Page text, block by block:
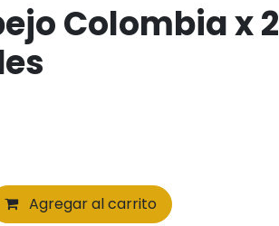
Colombia x 2
Agregar al carrito